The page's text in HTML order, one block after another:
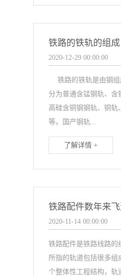
铁路的铁轨的组成
2020-12-29 00:00:00
铁路的铁轨是由钢组
分为普通含锰钢轨、含
高硅含铜钢钢轨、铜轨
等。国产钢轨...
了解详情 +
铁路配件数年来
2020-11-14 00:00:00
铁路配件是铁路线路的
所指的轨道包括很多组
个整体性工程结构，轨